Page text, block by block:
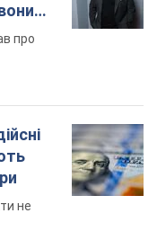
про
не